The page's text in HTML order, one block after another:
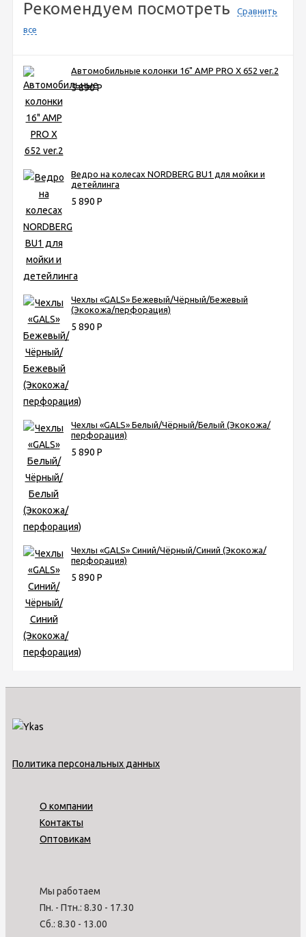
Рекомендуем посмотреть
Сравнить
все
Автомобильные колонки 16" AMP PRO X 652 ver.2
5 890Р
Ведро на колесах NORDBERG BU1 для мойки и
детейлинга
5 890 Р
Чехлы «GALS» Бежевый/Чёрный/Бежевый
(Экокожа/перфорация)
5 890 Р
Чехлы «GALS» Белый/Чёрный/Белый (Экокожа/
перфорация)
5 890 Р
Чехлы «GALS» Синий/Чёрный/Синий (Экокожа/
перфорация)
5 890 Р
Политика персональных данных
О компании
Контакты
Оптовикам
Мы работаем
Пн. - Птн.: 8.30 - 17.30
Сб.: 8.30 - 13.00